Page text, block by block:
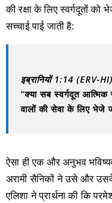
की रक्षा के लिए स्वर्गदूतों को
सच्चाई पाई जाती है:
इब्रानियों 1:14 (ERV-
“क्या सब स्वर्गदूत आत्मिक
वालों की सेवा के लिए भेजे
ऐसा ही एक और अनुभव
अरामी सैनिकों ने उसे और
एलिशा ने प्रार्थना की कि